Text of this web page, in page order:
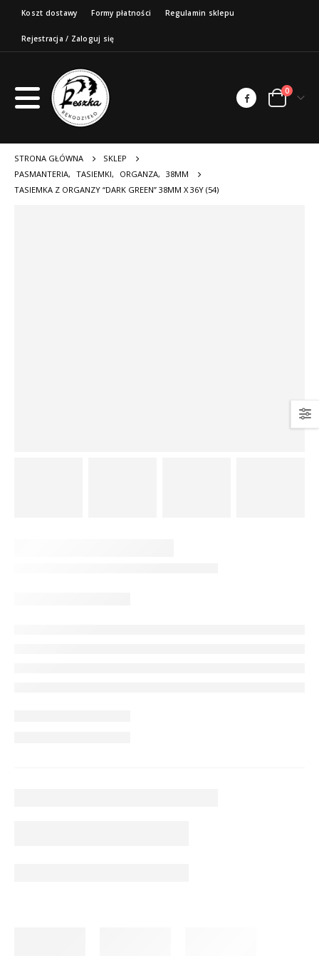
Koszt dostawy Formy płatności Regulamin sklepu
Rejestracja / Zaloguj się
0
STRONA GŁÓWNA
SKLEP
PASMANTERIA, TASIEMKI, ORGANZA, 38MM
TASIEMKA Z ORGANZY “DARK GREEN” 38MM X 36Y (54)